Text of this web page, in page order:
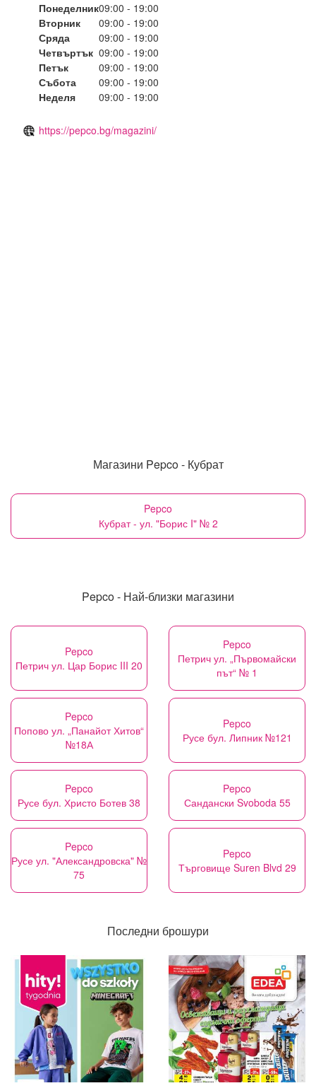
Понеделник09:00 - 19:00
Вторник
09:00 - 19:00
Сряда
09:00 - 19:00
Четвъртък 09:00 - 19:00
Петък
09:00 - 19:00
Събота
09:00 - 19:00
Неделя
09:00 - 19:00
https://pepco.bg/magazini/
Магазини Pepco - Кубрат
Pepco
Кубрат - ул. "Борис I" № 2
Pepco - Най-близки магазини
Pepco
Петрич ул. Цар Борис III 20
Pepco
Петрич ул. „Първомайски
път“ № 1
Pepco
Попово ул. „Панайот Хитов“
№18А
Pepco
Русе бул. Липник №121
Pepco
Русе бул. Христо Ботев 38
Pepco
Сандански Svoboda 55
Pepco
Русе ул. "Александровска" №
75
Pepco
Търговище Suren Blvd 29
Последни брошури